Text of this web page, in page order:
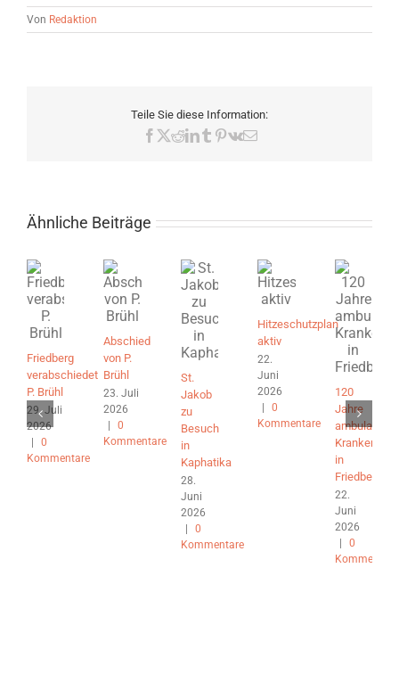
Von Redaktion
Teile Sie diese Information:
Facebook
X Reddit
LinkedIn
Tumblr
Pinterest
VkE-
Ähnliche Beiträge
Friedberg
verabschiedet
P. Brühl
29. Juli
2026
0
Kommentare
Abschied
von P.
Brühl
23. Juli
2026
0
Kommentare
St.
Jakob
zu
Besuch
in
Kaphatika
28.
Juni
2026
0
Kommentare
Hitzeschutzplan
aktiv
22.
Juni
2026
0
Kommentare
120
Jahre
ambulante
in
Friedberg
22.
Juni
2026
0
Kommentare